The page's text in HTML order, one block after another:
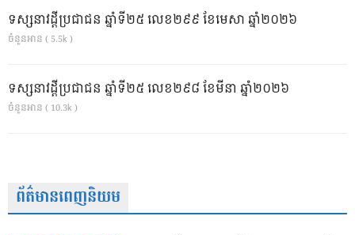
ទស្សនាវដ្ដីប្រជាជន ឆ្នាំទី២៥ លេខ២៩៩ ខែមេសា ឆ្នាំ២០២៦
ចំនួនអាន ( 5.5k )
ទស្សនាវដ្ដីប្រជាជន ឆ្នាំទី២៥ លេខ២៩៨ ខែមីនា ឆ្នាំ២០២៦
ចំនួនអាន ( 10.3k )
ព័ត៌មានពេញនិយម